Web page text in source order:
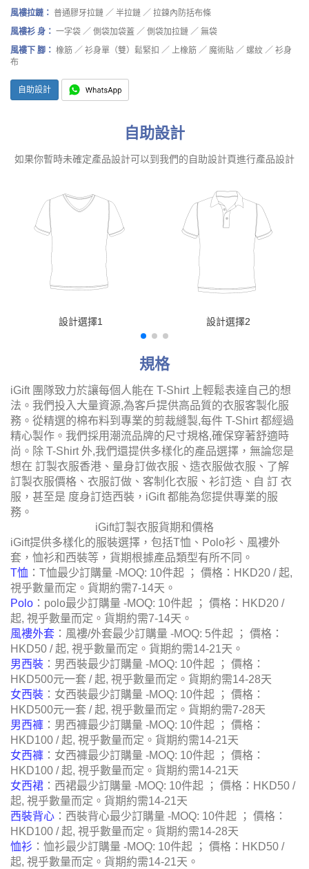
風褸拉鏈： 普通膠牙拉鏈 ／ 半拉鏈 ／ 拉鍊內防括布條
風褸衫 身： 一字袋 ／ 側袋加袋蓋 ／ 側袋加拉鏈 ／ 無袋
風褸下 腳： 橡筋 ／ 衫身單（雙）鬆緊扣 ／ 上橡筋 ／ 魔術貼 ／ 螺紋 ／ 衫身
布
自助設計
自助設計
如果你暫時未確定產品設計可以到我們的自助設計頁進行產品設計
設計選擇1 設計選擇2
規格
iGift 團隊致力於讓每個人能在 T-Shirt 上輕鬆表達自己的想
法。我們投入大量資源,為客戶提供高品質的衣服客製化服
務。從精選的棉布料到專業的剪裁縫製,每件 T-Shirt 都經過
精心製作。我們採用潮流品牌的尺寸規格,確保穿著舒適時
尚。除 T-Shirt 外,我們還提供多樣化的產品選擇，無論您是
想在 訂製衣服香港、量身訂做衣服、造衣服做衣服、了解
訂製衣服價格、衣服訂做、客制化衣服、衫訂造、自 訂 衣
服，甚至是 度身訂造西裝，iGift 都能為您提供專業的服
務。
iGift訂製衣服貨期和價格
iGift提供多樣化的服裝選擇，包括T恤、Polo衫、風褸外
套，恤衫和西裝等，貨期根據產品類型有所不同。
T恤 ：T恤最少訂購量 -MOQ: 10件起 ； 價格：HKD20 / 起,
視乎數量而定。貨期約需7-14天。
Polo ：polo最少訂購量 -MOQ: 10件起 ； 價格：HKD20 /
起, 視乎數量而定。貨期約需7-14天。
風褸外套 ：風褸/外套最少訂購量 -MOQ: 5件起 ； 價格：
HKD50 / 起, 視乎數量而定。貨期約需14-21天。
男西裝 ：男西裝最少訂購量 -MOQ: 10件起 ； 價格：
HKD500元一套 / 起, 視乎數量而定。貨期約需14-28天
女西裝 ：女西裝最少訂購量 -MOQ: 10件起 ； 價格：
HKD500元一套 / 起, 視乎數量而定。貨期約需7-28天
男西褲 ：男西褲最少訂購量 -MOQ: 10件起 ； 價格：
HKD100 / 起, 視乎數量而定。貨期約需14-21天
女西褲 ：女西褲最少訂購量 -MOQ: 10件起 ； 價格：
HKD100 / 起, 視乎數量而定。貨期約需14-21天
女西裙 ：西裙最少訂購量 -MOQ: 10件起 ； 價格：HKD50 /
起, 視乎數量而定。貨期約需14-21天
西裝背心 ：西裝背心最少訂購量 -MOQ: 10件起 ； 價格：
HKD100 / 起, 視乎數量而定。貨期約需14-28天
恤衫 ：恤衫最少訂購量 -MOQ: 10件起 ； 價格：HKD50 /
起, 視乎數量而定。貨期約需14-21天。